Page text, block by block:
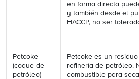
en forma directa
y también desde el
HACCP, no ser
Petcoke
(coque de
petróleo)
Petcoke es un
refinería de petróleo.
combustible para